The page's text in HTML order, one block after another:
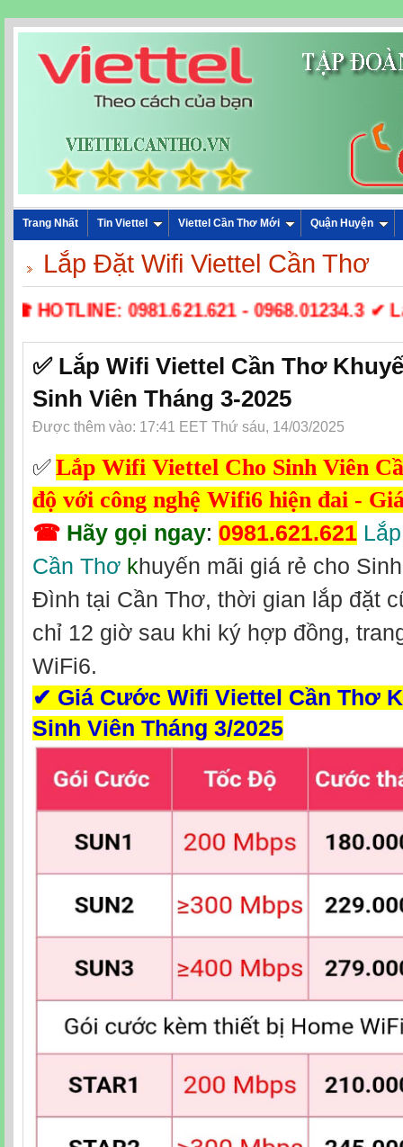
Trang Nhất Tin Viettel Viettel Cần Thơ Mới Quận Huyện
Lắp Đặt Wifi Viettel Cần Thơ
☎ HOTLINE: 0981.621.621 - 0968.01234.3
✅ ‎Lắp Wifi Viettel Cần Thơ
Sinh Viên Tháng 3-2025
Được thêm vào: 17:41 EET Thứ sáu, 14/03/2025
✅Lắp Wifi Viettel Cho Sinh Viên
độ với công nghệ Wifi6 hiện đai -
☎ Hãy gọi ngay: 0981.621.621
Cần Thơ khuyến mãi giá rẻ cho
Đình tại Cần Thơ, thời gian lắp đặt
chỉ 12 giờ sau khi ký hợp đồng,
WiFi6.
✔ Giá Cước Wifi Viettel Cần Thơ
Sinh Viên Tháng 3/2025